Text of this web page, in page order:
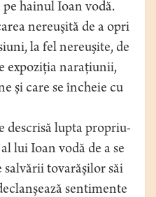
hainul Ioan vodă.
nereuşită de a opri
la fel nereuşite, de
expoziţia naraţiunii,
şi care se încheie cu
descrisă lupta propriu-
lui Ioan vodă de a se
tovarăşilor săi
sentimente